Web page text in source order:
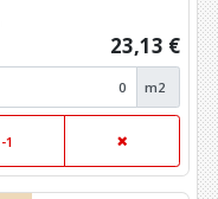
23,13 €
m2
-1